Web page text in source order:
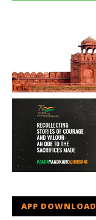
APP DOWNLOAD